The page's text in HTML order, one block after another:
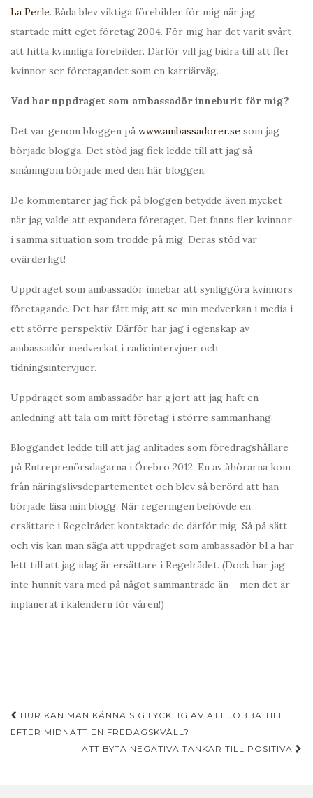
La Perle. Båda blev viktiga förebilder för mig när jag
startade mitt eget företag 2004. För mig har det varit svårt
att hitta kvinnliga förebilder. Därför vill jag bidra till att fler
kvinnor ser företagandet som en karriärväg.
Vad har uppdraget som ambassadör inneburit för mig?
Det var genom bloggen på www.ambassadorer.se som jag
började blogga. Det stöd jag fick ledde till att jag så
småningom började med den här bloggen.
De kommentarer jag fick på bloggen betydde även mycket
när jag valde att expandera företaget. Det fanns fler kvinnor
i samma situation som trodde på mig. Deras stöd var
ovärderligt!
Uppdraget som ambassadör innebär att synliggöra kvinnors
företagande. Det har fått mig att se min medverkan i media i
ett större perspektiv. Därför har jag i egenskap av
ambassadör medverkat i radiointervjuer och
tidningsintervjuer.
Uppdraget som ambassadör har gjort att jag haft en
anledning att tala om mitt företag i större sammanhang.
Bloggandet ledde till att jag anlitades som föredragshållare
på Entreprenörsdagarna i Örebro 2012. En av åhörarna kom
från näringslivsdepartementet och blev så berörd att han
började läsa min blogg. När regeringen behövde en
ersättare i Regelrådet kontaktade de därför mig. Så på sätt
och vis kan man säga att uppdraget som ambassadör bl a har
lett till att jag idag är ersättare i Regelrådet. (Dock har jag
inte hunnit vara med på något sammanträde än – men det är
inplanerat i kalendern för våren!)
Inläggsnavigering
HUR KAN MAN KÄNNA SIG LYCKLIG AV ATT JOBBA TILL
EFTER MIDNATT EN FREDAGSKVÄLL?
ATT BYTA NEGATIVA TANKAR TILL POSITIVA